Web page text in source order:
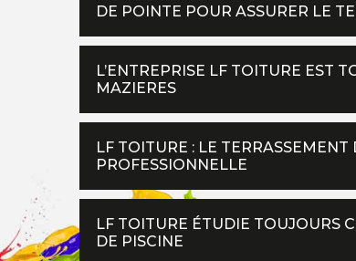
DE POINTE POUR ASSURER LE
L’ENTREPRISE LF TOITURE EST
MAZIERES
LF TOITURE : LE
PROFESSIONNELLE
LF TOITURE ÉTUDIE TOUJOURS
DE PISCINE